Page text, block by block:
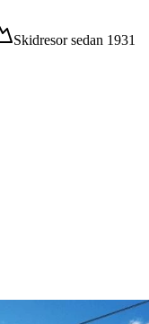
Skidresor sedan 1931